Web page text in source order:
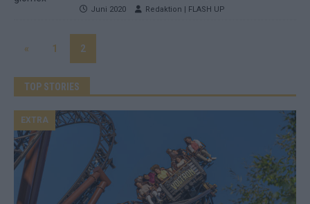
Juni 2020 Redaktion | FLASH UP
« 1 2
TOP STORIES
EXTRA